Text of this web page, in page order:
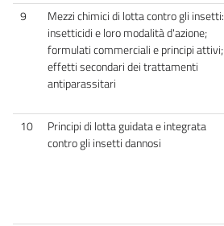
9
Mezzi chimici di lotta contro gli insetti:
insetticidi e loro modalità d'azione;
formulati commerciali e principi attivi;
effetti secondari dei trattamenti
antiparassitari
10
Principi di lotta guidata e integrata
contro gli insetti dannosi